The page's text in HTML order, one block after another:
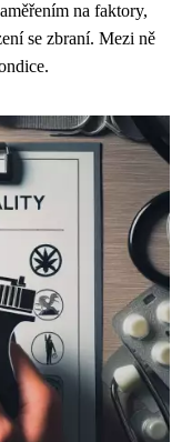
na faktory,
se zbraní. Mezi ně